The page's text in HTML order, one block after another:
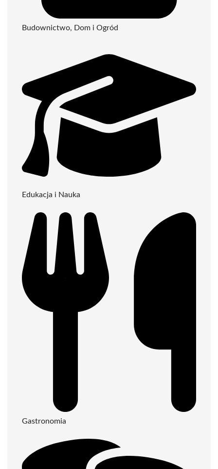
Budownictwo, Dom i Ogród
Edukacja i Nauka
Gastronomia